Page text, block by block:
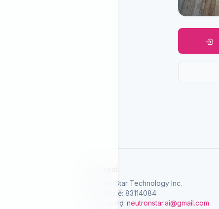
Neutron Star Technology Inc.
Mã số thuế: 83114084
Email hỗ trợ: neutronstar.ai@gmail.com